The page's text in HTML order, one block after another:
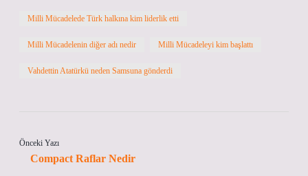
Milli Mücadelede Türk halkına kim liderlik etti
Milli Mücadelenin diğer adı nedir Milli Mücadeleyi kim başlattı
Vahdettin Atatürkü neden Samsuna gönderdi
Önceki Yazı
Compact Raflar Nedir